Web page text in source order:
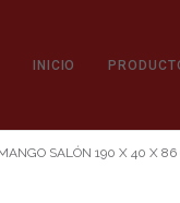
INICIO
SALÓN 190 X 40 X 86